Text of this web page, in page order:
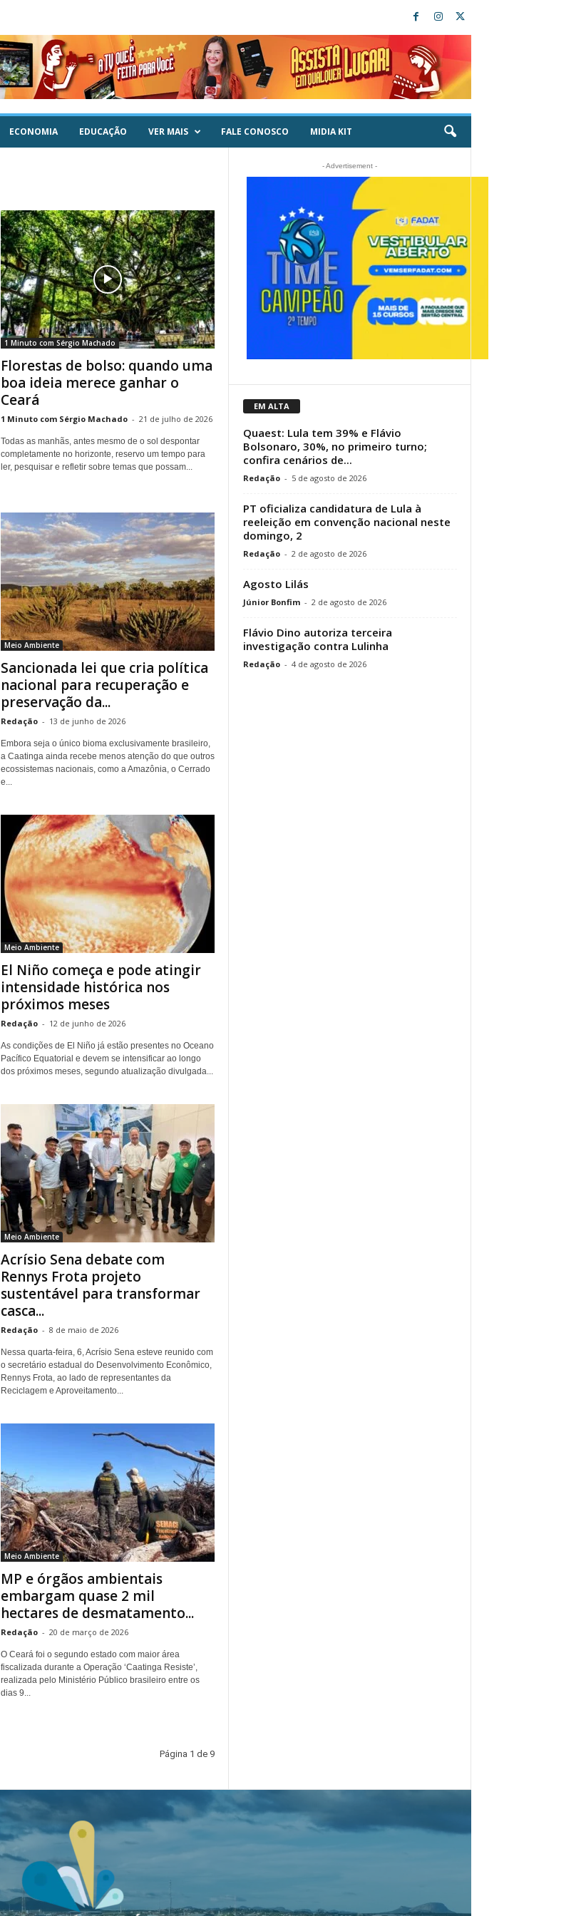
ECONOMIA EDUCAÇÃO VER MAIS FALE CONOSCO MIDIA KIT
1 Minuto com Sérgio Machado
Florestas de bolso: quando uma
boa ideia merece ganhar o
Ceará
1 Minuto com Sérgio Machado - 21 de julho de 2026
Todas as manhãs, antes mesmo de o sol despontar
completamente no horizonte, reservo um tempo para
ler, pesquisar e refletir sobre temas que possam...
Meio Ambiente
Sancionada lei que cria política
nacional para recuperação e
preservação da...
Redação - 13 de junho de 2026
Embora seja o único bioma exclusivamente brasileiro,
a Caatinga ainda recebe menos atenção do que outros
ecossistemas nacionais, como a Amazônia, o Cerrado
e...
Meio Ambiente
El Niño começa e pode atingir
intensidade histórica nos
próximos meses
Redação - 12 de junho de 2026
As condições de El Niño já estão presentes no Oceano
Pacífico Equatorial e devem se intensificar ao longo
dos próximos meses, segundo atualização divulgada...
Meio Ambiente
Acrísio Sena debate com
Rennys Frota projeto
sustentável para transformar
casca...
Redação - 8 de maio de 2026
Nessa quarta-feira, 6, Acrísio Sena esteve reunido com
o secretário estadual do Desenvolvimento Econômico,
Rennys Frota, ao lado de representantes da
Reciclagem e Aproveitamento...
Meio Ambiente
MP e órgãos ambientais
embargam quase 2 mil
hectares de desmatamento...
Redação - 20 de março de 2026
O Ceará foi o segundo estado com maior área
fiscalizada durante a Operação ‘Caatinga Resiste’,
realizada pelo Ministério Público brasileiro entre os
dias 9...
Página 1 de 9
- Advertisement -
EM ALTA
Quaest: Lula tem 39% e Flávio
Bolsonaro, 30%, no primeiro turno;
confira cenários de...
Redação - 5 de agosto de 2026
PT oficializa candidatura de Lula à
reeleição em convenção nacional neste
domingo, 2
Redação - 2 de agosto de 2026
Agosto Lilás
Júnior Bonfim - 2 de agosto de 2026
Flávio Dino autoriza terceira
investigação contra Lulinha
Redação - 4 de agosto de 2026